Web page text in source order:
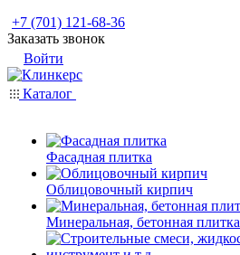
+7 (701) 121-68-36
Заказать звонок
Войти
Каталог
Фасадная плитка
Облицовочный кирпич
Минеральная, бетонная плитка